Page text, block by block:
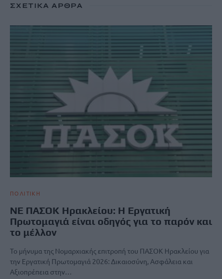
ΣΧΕΤΙΚΆ ΆΡΘΡΑ
ΠΟΛΙΤΙΚΗ
ΝΕ ΠΑΣΟΚ Ηρακλείου: Η Εργατική
Πρωτομαγιά είναι οδηγός για το παρόν και
το μέλλον
Το μήνυμα της Νομαρχιακής επιτροπή του ΠΑΣΟΚ Ηρακλείου για
την Εργατική Πρωτομαγιά 2026: Δικαιοσύνη, Ασφάλεια και
Αξιοπρέπεια στην…